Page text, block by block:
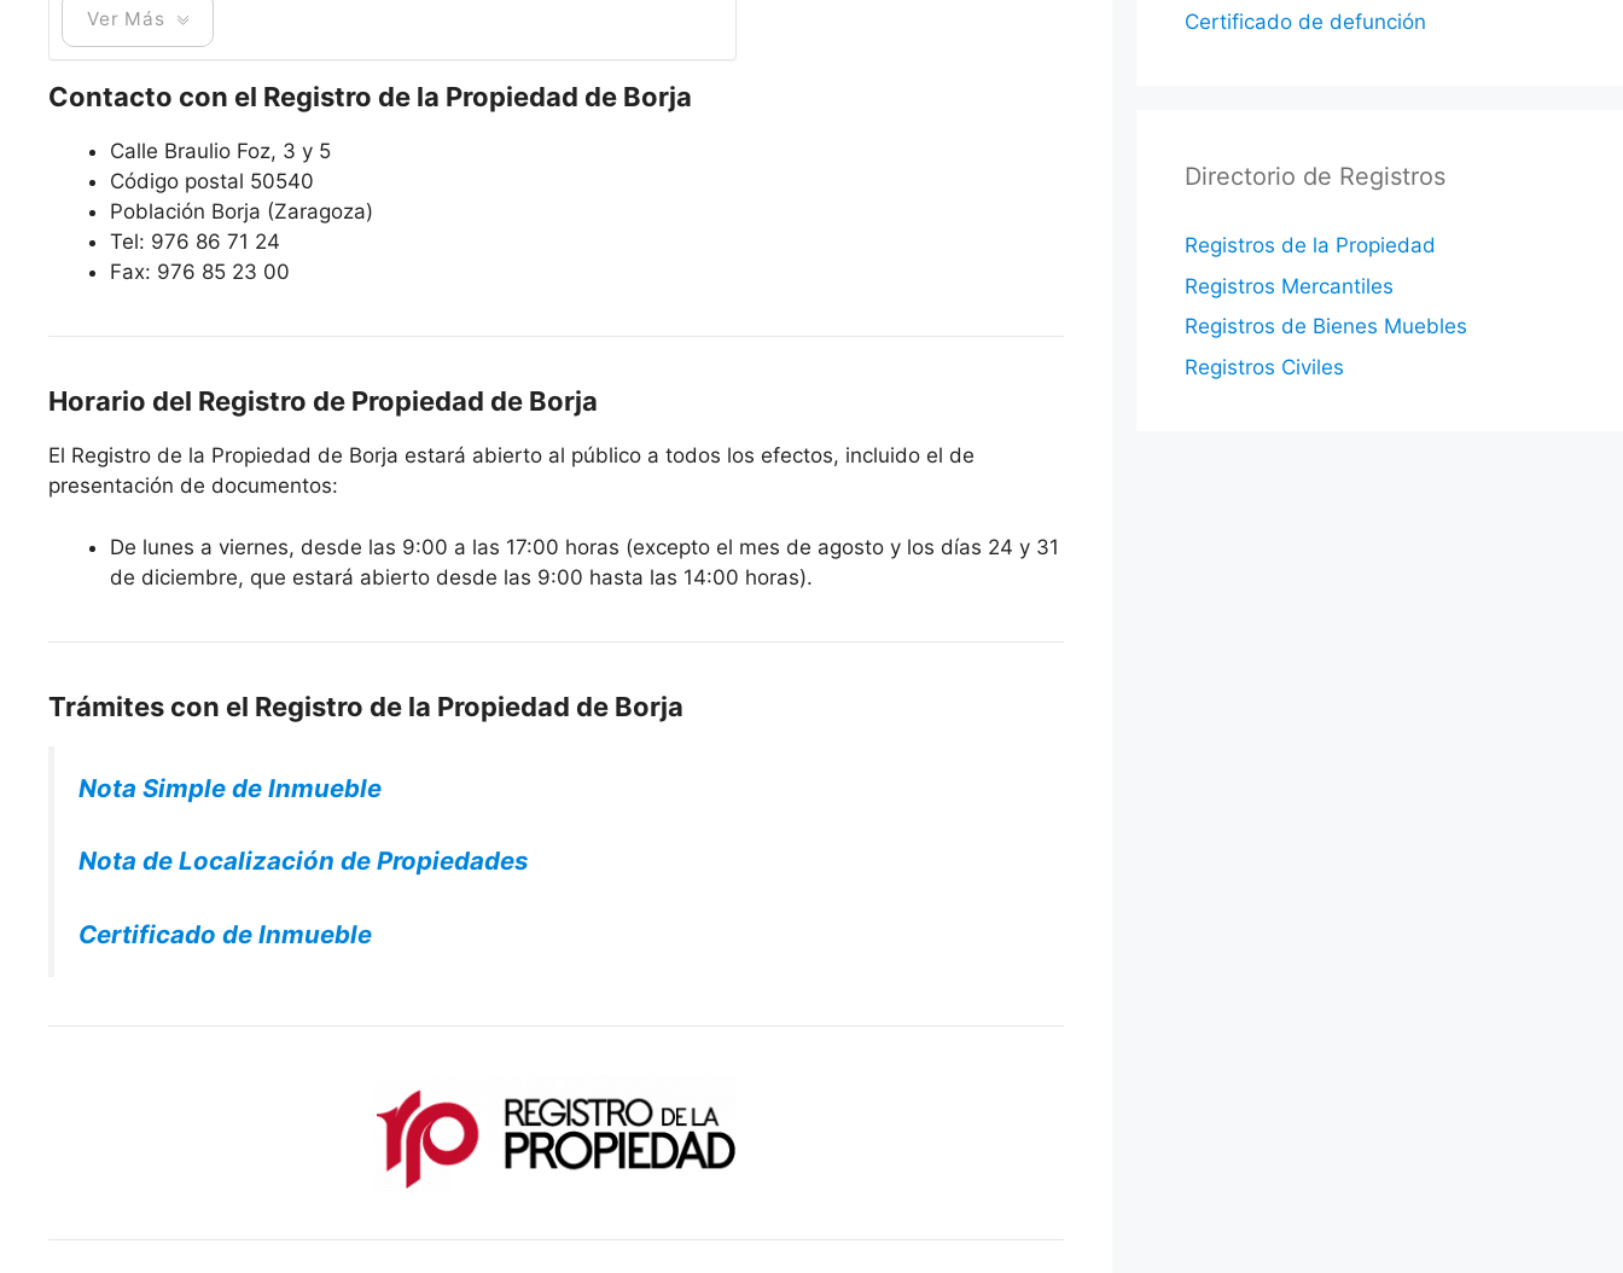
Ver Más
Contacto con el Registro de la Propiedad de Borja
Calle Braulio Foz, 3 y 5
Código postal 50540
Población Borja (Zaragoza)
Tel: 976 86 71 24
Fax: 976 85 23 00
Horario del Registro de Propiedad de Borja
El Registro de la Propiedad de Borja estará abierto al público a todos los efectos, incluido el de
presentación de documentos:
De lunes a viernes, desde las 9:00 a las 17:00 horas (excepto el mes de agosto y los días 24 y 31
de diciembre, que estará abierto desde las 9:00 hasta las 14:00 horas).
Trámites con el Registro de la Propiedad de Borja
Nota Simple de Inmueble
Nota de Localización de Propiedades
Certificado de Inmueble
Certificado de defunción
Directorio de Registros
Registros de la Propiedad
Registros Mercantiles
Registros de Bienes Muebles
Registros Civiles